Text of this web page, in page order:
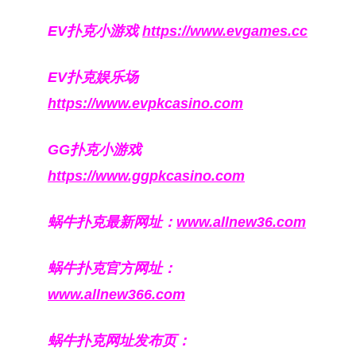
EV扑克小游戏https://www.evgames.cc
EV扑克娱乐场
https://www.evpkcasino.com
GG扑克小游戏
https://www.ggpkcasino.com
蜗牛扑克最新网址： www.allnew36.com
蜗牛扑克官方网址：
www.allnew366.com
蜗牛扑克网址发布页：